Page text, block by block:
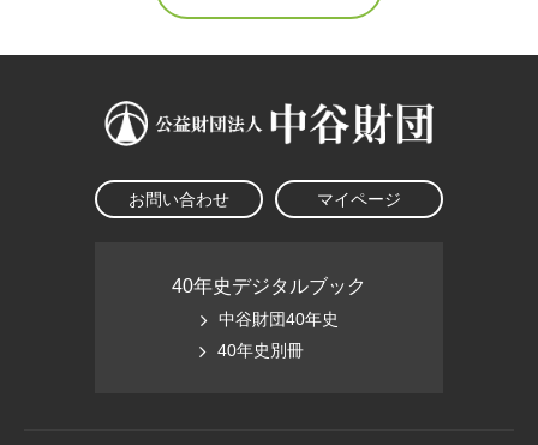
お問い合わせ マイページ
40年史デジタルブック
中谷財団40年史
40年史別冊